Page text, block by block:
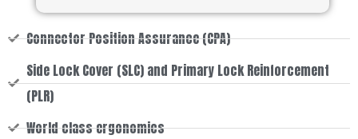
Connector Position Assurance (CPA)
Side Lock Cover (SLC) and Primary Lock Reinforcement
(PLR)
World class ergonomics